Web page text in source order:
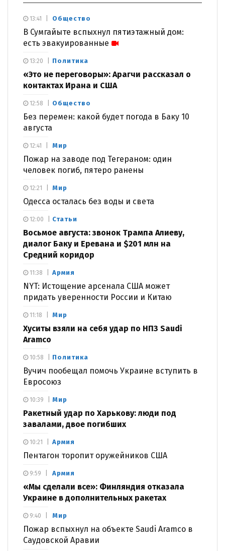
Общество
В Сумгайыте вспыхнул пятиэтажный дом:
есть эвакуированные
13:41
Политика
«Это не переговоры»: Арагчи рассказал о
контактах Ирана и США
13:20
Общество
Без перемен: какой будет погода в Баку 10
августа
12:58
Мир
Пожар на заводе под Тегераном: один
человек погиб, пятеро ранены
12:41
Мир
Одесса осталась без воды и света
12:21
Статьи
Восьмое августа: звонок Трампа Алиеву,
диалог Баку и Еревана и $201 млн на
Средний коридор
12:00
Армия
NYT: Истощение арсенала США может
придать уверенности России и Китаю
11:38
Мир
Хуситы взяли на себя удар по НПЗ Saudi
Aramco
11:18
Политика
Вучич пообещал помочь Украине вступить в
Евросоюз
10:58
Мир
Ракетный удар по Харькову: люди под
завалами, двое погибших
10:39
Армия
Пентагон торопит оружейников США
10:21
Армия
«Мы сделали все»: Финляндия отказала
Украине в дополнительных ракетах
9:59
Мир
Пожар вспыхнул на объекте Saudi Aramco в
Саудовской Аравии
9:40